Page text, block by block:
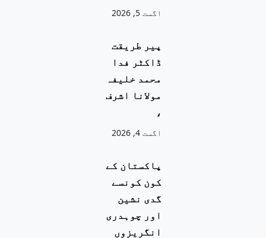
اگست 5, 2026
پیر طریقت
ڈاکٹر فدا
محمد خلیفہ
مولانا اشرف
،
اگست 4, 2026
پاکستان کے
کون کونسے
گدی نشین
اور چوہدری
انگریزوں